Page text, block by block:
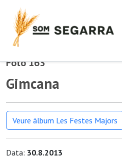
Foto 163
Gimcana
Veure àlbum Les Festes Majors
Data: 30.8.2013